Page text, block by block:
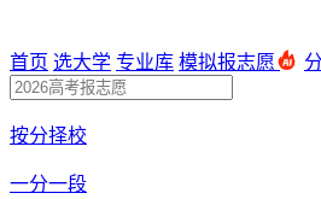
首页 选大学 专业库 模拟报志愿
按分择校
一分一段